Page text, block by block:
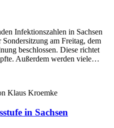
Infektionszahlen in Sachsen
am Freitag, dem
beschlossen. Diese richtet
Außerdem werden viele…
Klaus Kroemke
in Sachsen